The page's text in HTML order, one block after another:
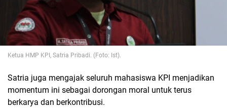
Ketua HMP KPI, Satria Pribadi. (Foto: Ist).
Satria juga mengajak seluruh mahasiswa KPI menjadikan
momentum ini sebagai dorongan moral untuk terus
berkarya dan berkontribusi.